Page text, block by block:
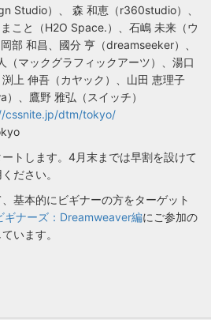
Studio）、 森 和恵（r360studio）、
こと（H2O Space.）、石嶋 未来（ウ
部 和昌、國分 亨（dreamseeker）、
（マックグラフィックアーツ）、湯口
上 伸吾（カヤック）、山田 恵理子
）、鷹野 雅弘（スイッチ）
cssnite.jp/dtm/tokyo/
トします。4月末までは早割を設けて
ださい。
基本的にビギナーの方をターゲット
ギナーズ：Dreamweaver編にご参加の
います。